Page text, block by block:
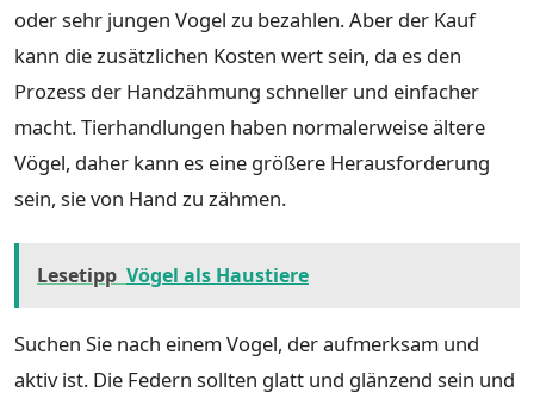
oder sehr jungen Vogel zu bezahlen. Aber der Kauf
kann die zusätzlichen Kosten wert sein, da es den
Prozess der Handzähmung schneller und einfacher
macht. Tierhandlungen haben normalerweise ältere
Vögel, daher kann es eine größere Herausforderung
sein, sie von Hand zu zähmen.
Lesetipp Vögel als Haustiere
Suchen Sie nach einem Vogel, der aufmerksam und
aktiv ist. Die Federn sollten glatt und glänzend sein und